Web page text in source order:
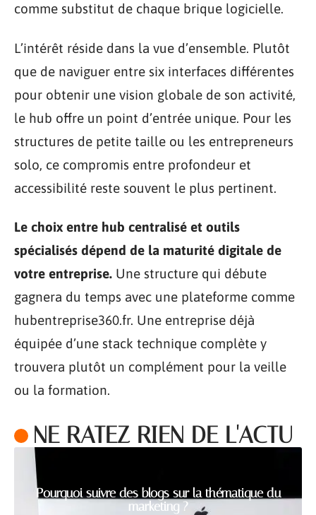
comme substitut de chaque brique logicielle.
L’intérêt réside dans la vue d’ensemble. Plutôt
que de naviguer entre six interfaces différentes
pour obtenir une vision globale de son activité,
le hub offre un point d’entrée unique. Pour les
structures de petite taille ou les entrepreneurs
solo, ce compromis entre profondeur et
accessibilité reste souvent le plus pertinent.
Le choix entre hub centralisé et outils
spécialisés dépend de la maturité digitale de
votre entreprise. Une structure qui débute
gagnera du temps avec une plateforme comme
hubentreprise360.fr. Une entreprise déjà
équipée d’une stack technique complète y
trouvera plutôt un complément pour la veille
ou la formation.
NE RATEZ RIEN DE L'ACTU
Pourquoi suivre des blogs sur la thématique du
marketing ?